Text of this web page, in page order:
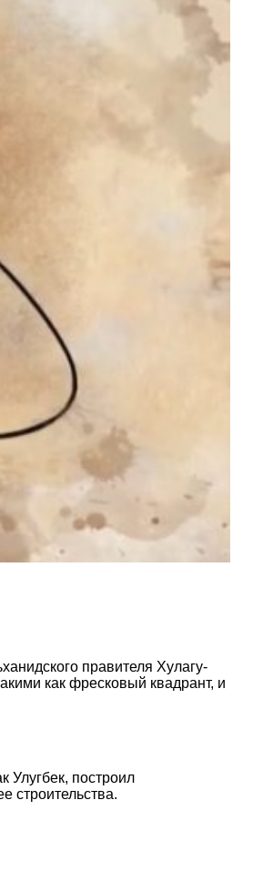
правителя Хулагу-
как фресковый квадрант, и
Улугбек, построил
строительства.